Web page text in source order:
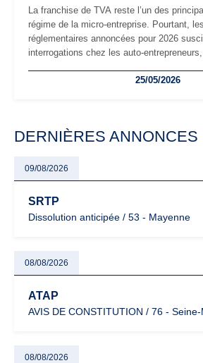
La franchise de TVA reste l’un des
régime de la micro-entreprise. Pourtant,
réglementaires annoncées pour 2026
interrogations chez les auto-
facturation ou risque de bascule vers la
25/05/2026
DERNIÈRES ANNONCES
09/08/2026
SRTP
Dissolution anticipée / 53 - Mayenne
08/08/2026
ATAP
AVIS DE CONSTITUTION / 76 -
08/08/2026